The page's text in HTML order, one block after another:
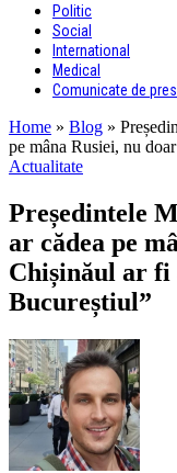
Politic
Social
International
Medical
Comunicate de
Home » Blog »
pe mâna Rusiei, nu
Actualitate
Președintele
ar cădea pe
Chișinăul ar fi
Bucureștiul”